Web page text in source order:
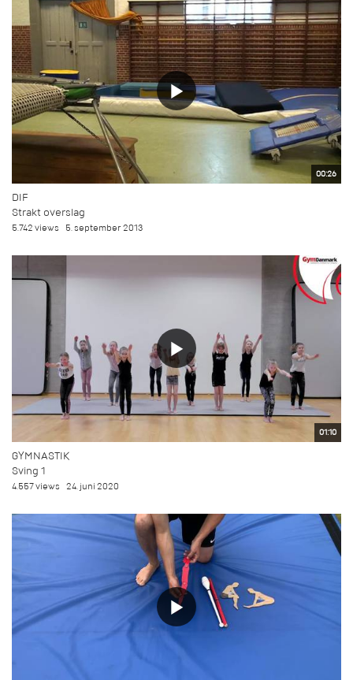
00:26
DIF
Strakt overslag
5.742 views 5. september 2013
01:10
GYMNASTIK
Sving 1
4.557 views 24. juni 2020